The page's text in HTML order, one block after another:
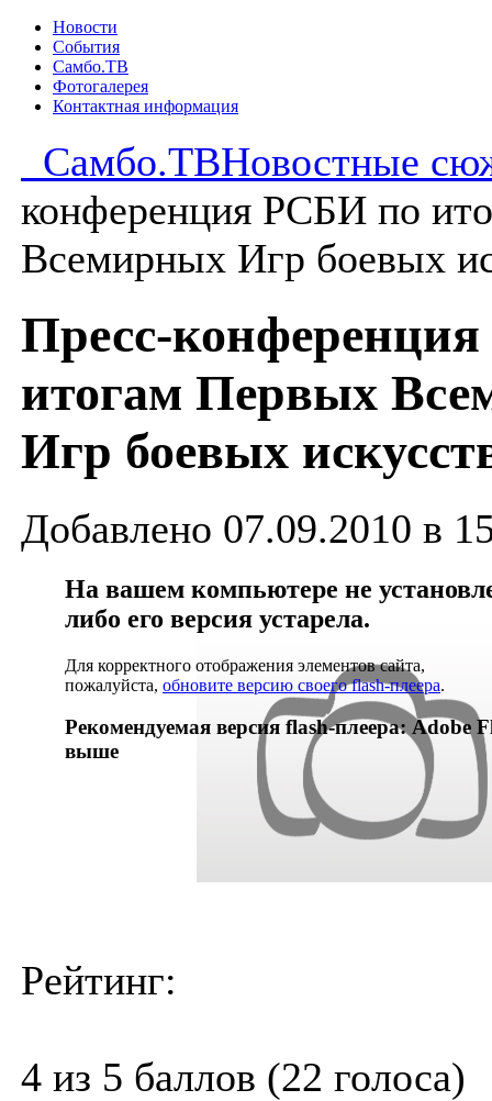
Новости
События
Самбо.ТВ
Фотогалерея
Контактная информация
Самбо.ТВНовостные
конференция РСБИ по
Всемирных Игр боевых
Пресс-
итогам Первых
Игр боевых
Добавлено 07.09.2010 в
На вашем компьютере не
либо его версия устарела.
Для корректного отображения элементов сайта,
пожалуйста, обновите версию своего flash-плеера.
Рекомендуемая версия flash-плеера: Adobe
выше
Рейтинг:
4 из 5 баллов (22 голоса)